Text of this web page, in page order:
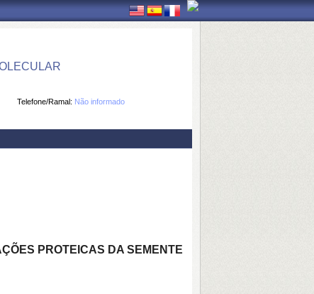
Telefone/Ramal: Não informado
PROTEICAS DA SEMENTE